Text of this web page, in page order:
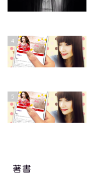
4
5
著書